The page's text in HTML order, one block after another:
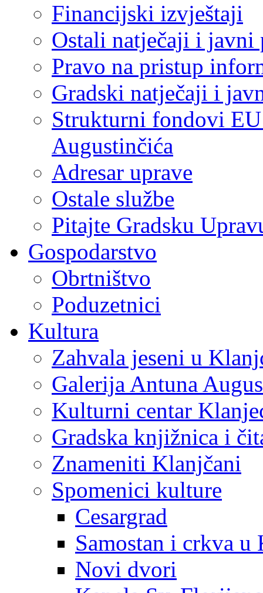
Financijski izvještaji
Ostali natječaji i javni
Pravo na pristup
Gradski natječaji i
Strukturni fondovi
Augustinčića
Adresar uprave
Ostale službe
Pitajte Gradsku
Gospodarstvo
Obrtništvo
Poduzetnici
Kultura
Zahvala jeseni u
Galerija Antuna
Kulturni centar
Gradska knjižnica i
Znameniti Klanjčani
Spomenici kulture
Cesargrad
Samostan i crkva u
Novi dvori